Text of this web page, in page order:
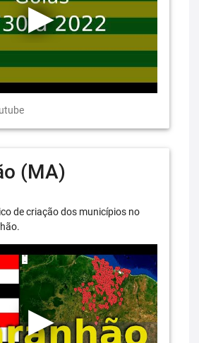
(MA)
de criação dos municípios no